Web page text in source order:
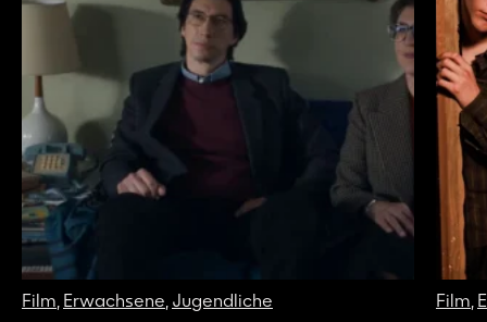
Film, Erwachsene, Jugendliche Film,